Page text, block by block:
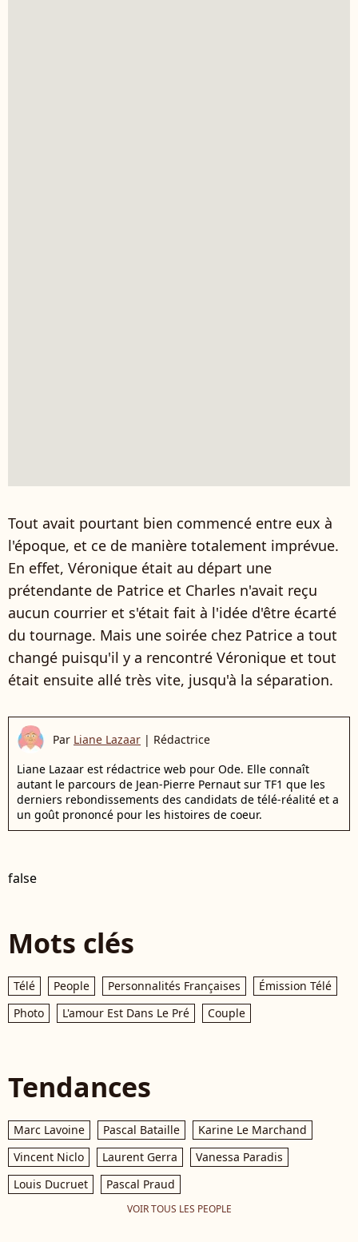
Tout avait pourtant bien commencé entre eux à
l'époque, et ce de manière totalement imprévue.
En effet, Véronique était au départ une
prétendante de Patrice et Charles n'avait reçu
aucun courrier et s'était fait à l'idée d'être écarté
du tournage. Mais une soirée chez Patrice a tout
changé puisqu'il y a rencontré Véronique et tout
était ensuite allé très vite, jusqu'à la séparation.
Par Liane Lazaar | Rédactrice
Liane Lazaar est rédactrice web pour Ode. Elle connaît
autant le parcours de Jean-Pierre Pernaut sur TF1 que les
derniers rebondissements des candidats de télé-réalité et a
un goût prononcé pour les histoires de coeur.
false
Mots clés
Télé People Personnalités Françaises
Émission Télé
Photo
L'amour Est Dans Le Pré Couple
Tendances
Marc Lavoine Pascal Bataille
Karine Le Marchand
Vincent Niclo
Laurent Gerra
Vanessa Paradis
Louis Ducruet
Pascal Praud
VOIR TOUS LES PEOPLE